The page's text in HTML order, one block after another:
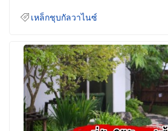
เหล็กชุบกัลวาไนซ์